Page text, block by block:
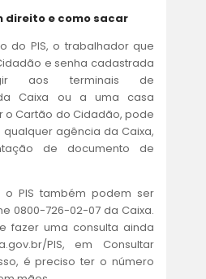
direito e como sacar
do PIS, o trabalhador que
e senha cadastrada
aos terminais de
Caixa ou a uma casa
o Cartão do Cidadão, pode
agência da Caixa,
de documento de
o PIS também podem ser
0800-726-02-07 da Caixa.
fazer uma consulta ainda
PIS, em Consultar
é preciso ter o número